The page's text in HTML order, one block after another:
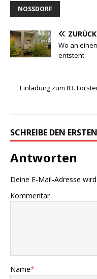
NOSSDORF
ZURÜCK
Wo an
entsteht
Einladung zum 83.
SCHREIBE DEN
Antworten
Deine E-Mail-Adresse
Kommentar
Name*